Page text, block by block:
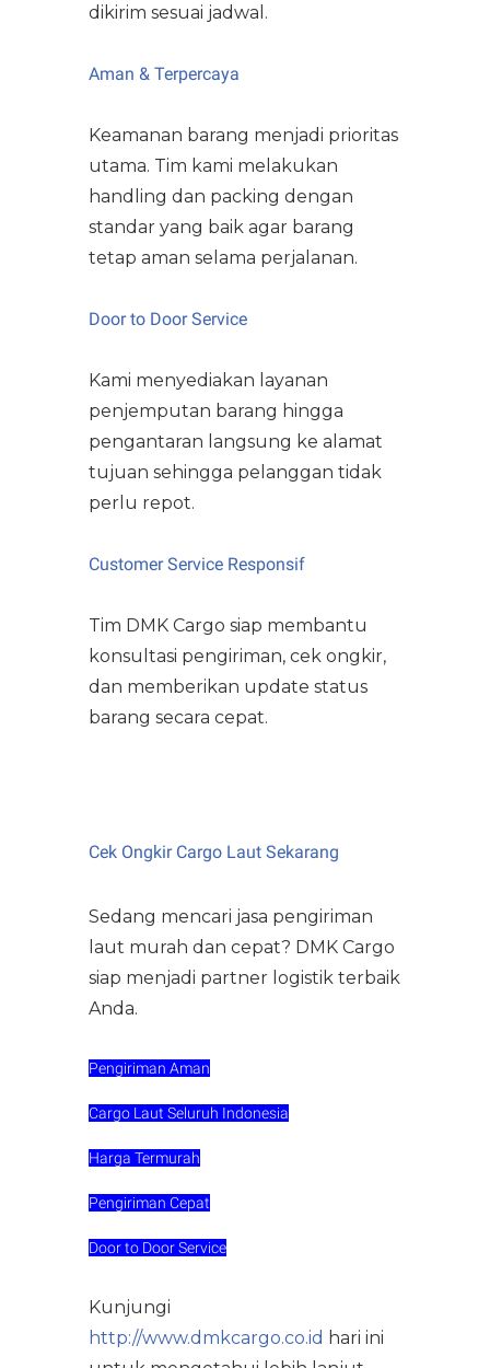
dikirim sesuai jadwal.
Aman & Terpercaya
Keamanan barang menjadi prioritas
utama. Tim kami melakukan
handling dan packing dengan
standar yang baik agar barang
tetap aman selama perjalanan.
Door to Door Service
Kami menyediakan layanan
penjemputan barang hingga
pengantaran langsung ke alamat
tujuan sehingga pelanggan tidak
perlu repot.
Customer Service Responsif
Tim DMK Cargo siap membantu
konsultasi pengiriman, cek ongkir,
dan memberikan update status
barang secara cepat.
Cek Ongkir Cargo Laut Sekarang
Sedang mencari jasa pengiriman
laut murah dan cepat? DMK Cargo
siap menjadi partner logistik terbaik
Anda.
Pengiriman Aman
Cargo Laut Seluruh Indonesia
Harga Termurah
Pengiriman Cepat
Door to Door Service
Kunjungi
http://www.dmkcargo.co.id hari ini